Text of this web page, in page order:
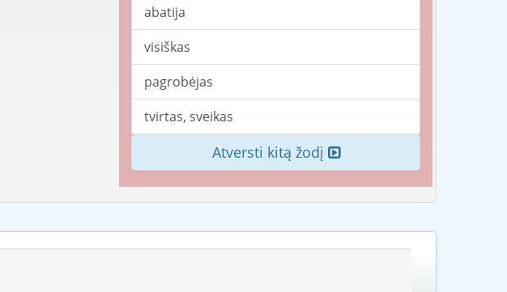
abatija
visiškas
pagrobėjas
tvirtas, sveikas
Atversti kitą žodį